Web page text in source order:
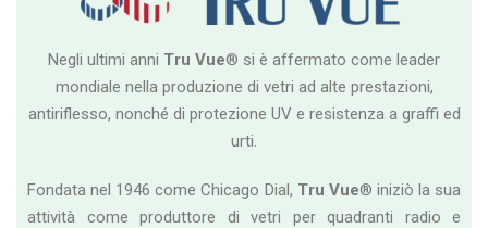
Negli ultimi anni Tru Vue® si è affermato come leader
mondiale nella produzione di vetri ad alte prestazioni,
antiriflesso, nonché di protezione UV e resistenza a graffi ed
urti.
Fondata nel 1946 come Chicago Dial, Tru Vue® iniziò la sua
attività come produttore di vetri per quadranti radio e